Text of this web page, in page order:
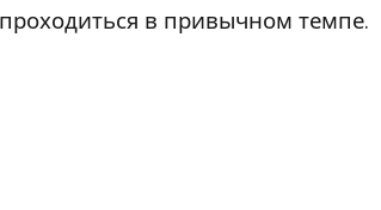
в привычном темпе.